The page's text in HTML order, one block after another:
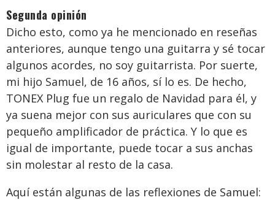
Segunda opinión
Dicho esto, como ya he mencionado en reseñas
anteriores, aunque tengo una guitarra y sé tocar
algunos acordes, no soy guitarrista. Por suerte,
mi hijo Samuel, de 16 años, sí lo es. De hecho,
TONEX Plug fue un regalo de Navidad para él, y
ya suena mejor con sus auriculares que con su
pequeño amplificador de práctica. Y lo que es
igual de importante, puede tocar a sus anchas
sin molestar al resto de la casa.
Aquí están algunas de las reflexiones de Samuel: